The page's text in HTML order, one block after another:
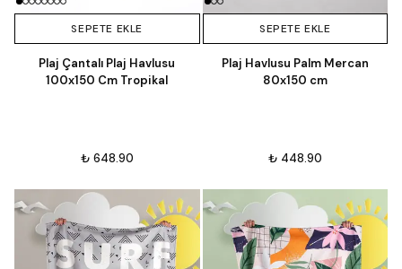
SEPETE EKLE
Plaj Çantalı Plaj Havlusu
100x150 Cm Tropikal
₺ 648.90
SEPETE EKLE
Plaj Havlusu Palm Mercan
80x150 cm
₺ 448.90